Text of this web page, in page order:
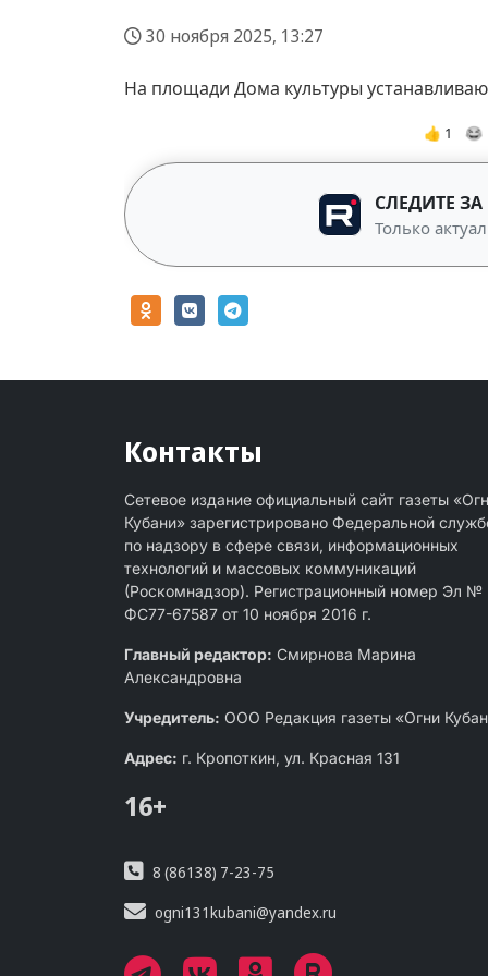
30 ноября 2025, 13:27
На площади Дома культуры
👍 1 😂
СЛЕДИТЕ
Только
Контакты
Сетевое издание официальный сайт газеты
Кубани» зарегистрировано Федеральной
по надзору в сфере связи, информационных
технологий и массовых коммуникаций
(Роскомнадзор). Регистрационный номер Эл №
ФС77-67587 от 10 ноября 2016 г.
Главный редактор: Смирнова Марина
Александровна
Учредитель: ООО Редакция газеты «Огни
Адрес: г. Кропоткин, ул. Красная 131
16+
8 (86138) 7-23-75
ogni131kubani@yandex.ru